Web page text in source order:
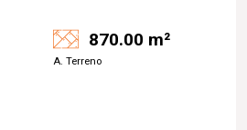
870.00 m²
A. Terreno